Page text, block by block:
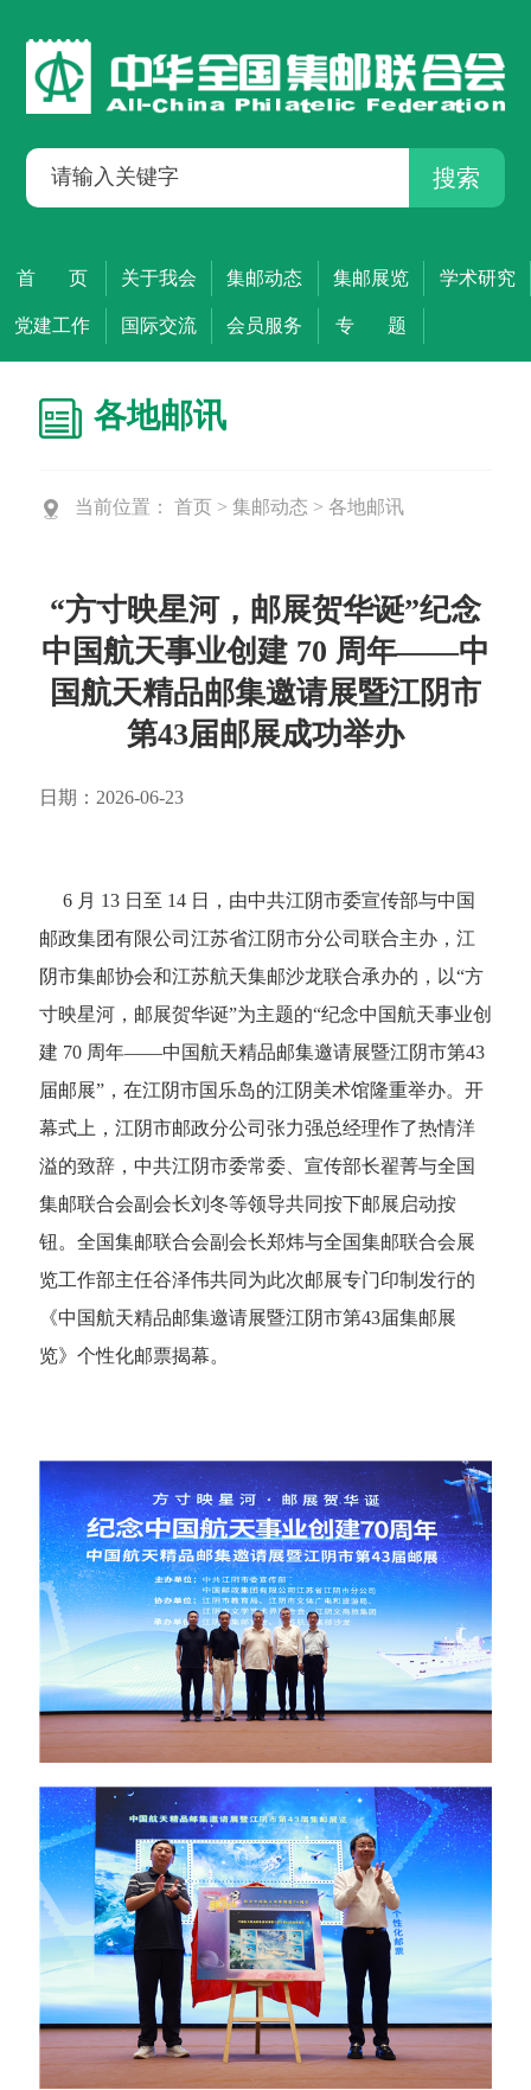
搜索
首 页 关于我会 集邮动态 集邮展览 学术研究
党建工作 国际交流 会员服务 专 题
各地邮讯
当前位置： 首页 > 集邮动态 > 各地邮讯
“方寸映星河，邮展贺华诞”纪念
中国航天事业创建 70 周年——中
国航天精品邮集邀请展暨江阴市
第43届邮展成功举办
日期：2026-06-23
6 月 13 日至 14 日，由中共江阴市委宣传部与中国
邮政集团有限公司江苏省江阴市分公司联合主办，江
阴市集邮协会和江苏航天集邮沙龙联合承办的，以“方
寸映星河，邮展贺华诞”为主题的“纪念中国航天事业创
建 70 周年——中国航天精品邮集邀请展暨江阴市第43
届邮展”，在江阴市国乐岛的江阴美术馆隆重举办。开
幕式上，江阴市邮政分公司张力强总经理作了热情洋
溢的致辞，中共江阴市委常委、宣传部长翟菁与全国
集邮联合会副会长刘冬等领导共同按下邮展启动按
钮。全国集邮联合会副会长郑炜与全国集邮联合会展
览工作部主任谷泽伟共同为此次邮展专门印制发行的
《中国航天精品邮集邀请展暨江阴市第43届集邮展
览》个性化邮票揭幕。